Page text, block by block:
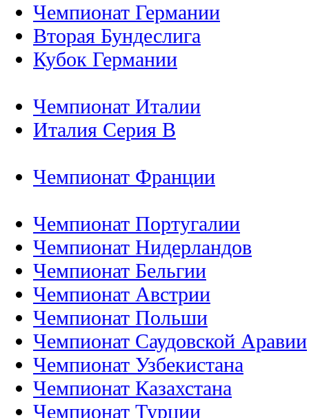
Чемпионат Германии
Вторая Бундеслига
Кубок Германии
Чемпионат Италии
Италия Серия B
Чемпионат Франции
Чемпионат Португалии
Чемпионат Нидерландов
Чемпионат Бельгии
Чемпионат Австрии
Чемпионат Польши
Чемпионат Саудовской Аравии
Чемпионат Узбекистана
Чемпионат Казахстана
Чемпионат Турции